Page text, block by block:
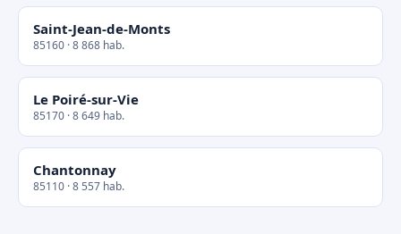
Saint-Jean-de-Monts
85160 · 8 868 hab.
Le Poiré-sur-Vie
85170 · 8 649 hab.
Chantonnay
85110 · 8 557 hab.